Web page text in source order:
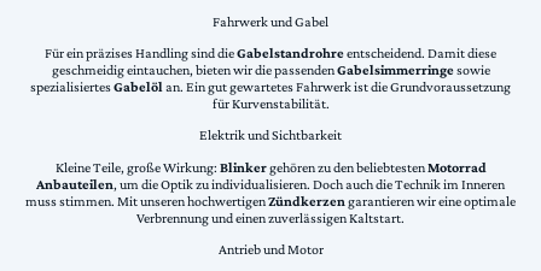
Fahrwerk und Gabel
Für ein präzises Handling sind dieGabelstandrohreentscheidend. Damit diese
geschmeidig eintauchen, bieten wir die passendenGabelsimmerringesowie
spezialisiertesGabelölan. Ein gut gewartetes Fahrwerk ist die Grundvoraussetzung
für Kurvenstabilität.
Elektrik und Sichtbarkeit
Kleine Teile, große Wirkung: Blinkergehören zu den beliebtestenMotorrad
Anbauteilen, um die Optik zu individualisieren. Doch auch die Technik im Inneren
muss stimmen. Mit unseren hochwertigenZündkerzen garantieren wir eine optimale
Verbrennung und einen zuverlässigen Kaltstart.
Antrieb und Motor